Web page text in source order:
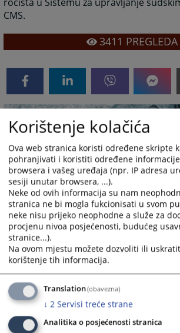
CMS.
3411 PREGLEDA
Linkovi
Korištenje kolačića
Ova web stranica koristi određene skripte
pohranjivati i koristiti određene
browsera i vašeg uređaja (npr. IP adresa
sesiji unutar browsera, ...).
Neke od ovih informacija su nam
stranica ne bi mogla fukcionisati u svom
neke nisu prijeko neophodne a služe za
procjenu nivoa posjećenosti, budućeg
stranice...).
Na ovom mjestu možete dozvoliti ili
korištenje tih informacija.
Translation(obavezna)
↓ 2 Servisi treće strane
Analitika o posjećenosti stranica